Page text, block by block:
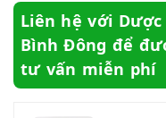
Liên hệ với Dược
Bình Đông để
tư vấn miễn phí